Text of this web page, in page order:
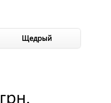
Щедрый
грн.